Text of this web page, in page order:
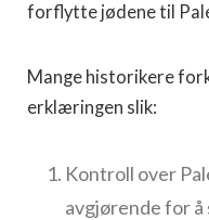
forflytte jødene til
Mange historikere
erklæringen slik:
Kontroll over
avgjørende for